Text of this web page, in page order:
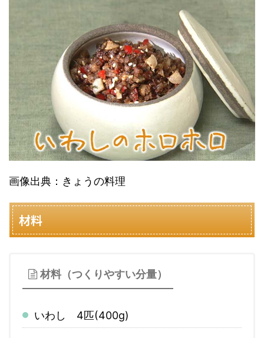
画像出典：きょうの料理
材料
材料（つくりやすい分量）
いわし 4匹(400g)